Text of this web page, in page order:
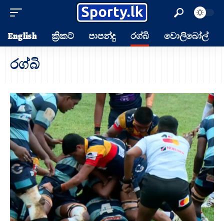
English ක්‍රිකට් පාපන්දු රග්බි වොලිබෝල්
රග්බි